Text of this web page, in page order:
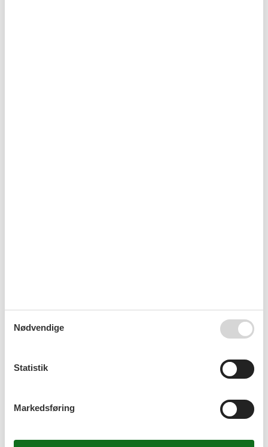
Sommerhus Ruigenhoek med hund
Nødvendige
Statistik
Markedsføring